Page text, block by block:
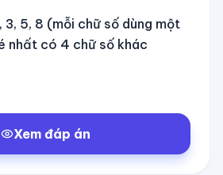
3, 5, 8 (mỗi chữ số dùng một
nhất có 4 chữ số khác
Xem đáp án